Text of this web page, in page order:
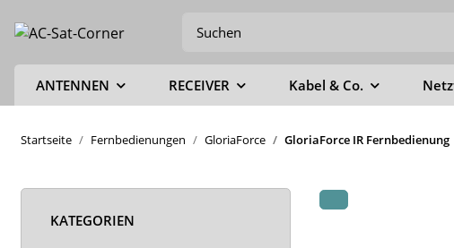
ANTENNEN RECEIVER Kabel & Co.
Startseite Fernbedienungen GloriaForce GloriaForce IR Fernbedienung
KATEGORIEN